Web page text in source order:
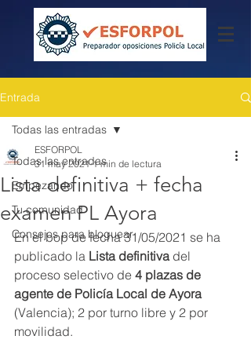
Entrada
Todas las entradas
Empezando
Tu comunidad
Consejos para bloguear
Todas las entradas
Lista definitiva + fecha
examen PL Ayora
ESFORPOL
31 may 2021 1 min de lectura
En el bop de fecha 31/05/2021 se ha
publicado la Lista definitiva del
proceso selectivo de 4 plazas de
agente de Policía Local de Ayora
(Valencia); 2 por turno libre y 2 por
movilidad.